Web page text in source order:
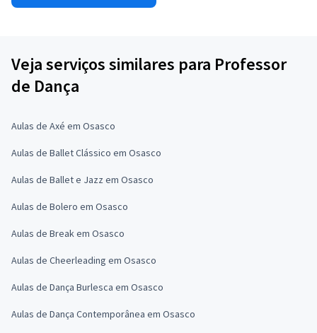
Veja serviços similares para Professor
de Dança
Aulas de Axé em Osasco
Aulas de Ballet Clássico em Osasco
Aulas de Ballet e Jazz em Osasco
Aulas de Bolero em Osasco
Aulas de Break em Osasco
Aulas de Cheerleading em Osasco
Aulas de Dança Burlesca em Osasco
Aulas de Dança Contemporânea em Osasco